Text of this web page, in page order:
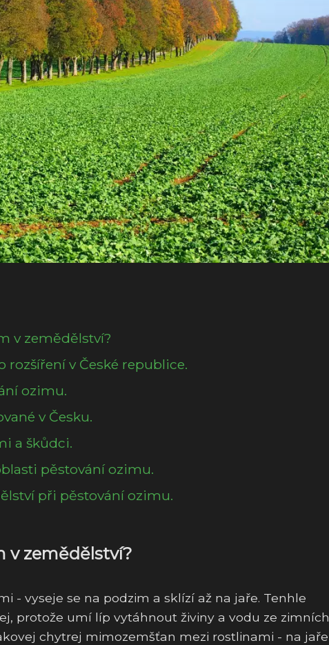
v zemědělství?
v České republice.
ozimu.
v Česku.
a škůdci.
pěstování ozimu.
při pěstování ozimu.
v zemědělství?
- vyseje se na podzim a sklízí až na jaře. Tenhle
protože umí líp vytáhnout živiny a vodu ze zimních
chytrej mimozemšťan mezi rostlinami - na jaře